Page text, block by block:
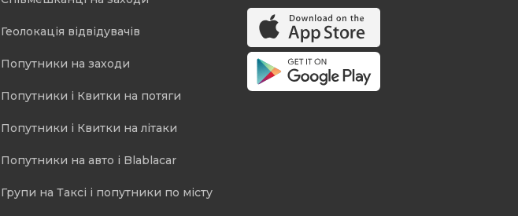
Геолокація відвідувачів
Попутники на заходи
Попутники і Квитки на потяги
Попутники і Квитки на літаки
Попутники на авто і Blablacar
Групи на Таксі і попутники по місту